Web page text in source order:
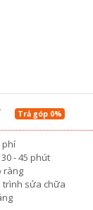
Trả góp 0%
phí
- 45 phút
ràng
trình sửa chữa